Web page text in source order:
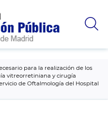
para la realización de los
vitreorretiniana y cirugía
de Oftalmología del Hospital